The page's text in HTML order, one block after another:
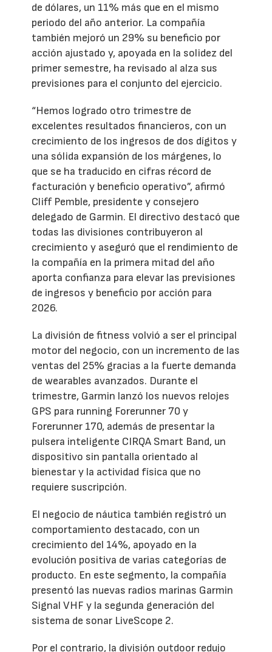
de dólares, un 11% más que en el mismo
periodo del año anterior. La compañía
también mejoró un 29% su beneficio por
acción ajustado y, apoyada en la solidez del
primer semestre, ha revisado al alza sus
previsiones para el conjunto del ejercicio.
“Hemos logrado otro trimestre de
excelentes resultados financieros, con un
crecimiento de los ingresos de dos dígitos y
una sólida expansión de los márgenes, lo
que se ha traducido en cifras récord de
facturación y beneficio operativo”, afirmó
Cliff Pemble, presidente y consejero
delegado de Garmin. El directivo destacó que
todas las divisiones contribuyeron al
crecimiento y aseguró que el rendimiento de
la compañía en la primera mitad del año
aporta confianza para elevar las previsiones
de ingresos y beneficio por acción para
2026.
La división de fitness volvió a ser el principal
motor del negocio, con un incremento de las
ventas del 25% gracias a la fuerte demanda
de wearables avanzados. Durante el
trimestre, Garmin lanzó los nuevos relojes
GPS para running Forerunner 70 y
Forerunner 170, además de presentar la
pulsera inteligente CIRQA Smart Band, un
dispositivo sin pantalla orientado al
bienestar y la actividad física que no
requiere suscripción.
El negocio de náutica también registró un
comportamiento destacado, con un
crecimiento del 14%, apoyado en la
evolución positiva de varias categorías de
producto. En este segmento, la compañía
presentó las nuevas radios marinas Garmin
Signal VHF y la segunda generación del
sistema de sonar LiveScope 2.
Por el contrario, la división outdoor redujo